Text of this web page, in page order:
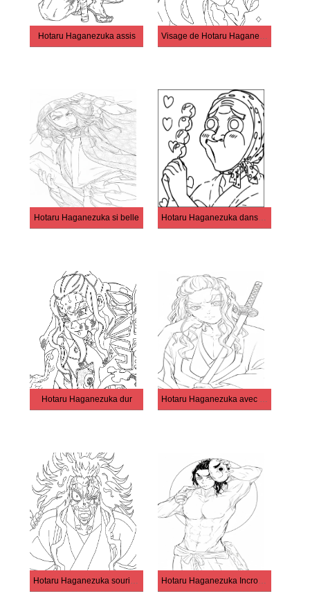
Hotaru Haganezuka assis Visage de Hotaru Haganezuka
Hotaru Haganezuka si belle Hotaru Haganezuka dans Demon Slayer
Hotaru Haganezuka dur Hotaru Haganezuka avec une épée
Hotaru Haganezuka souriant Hotaru Haganezuka Incroyable